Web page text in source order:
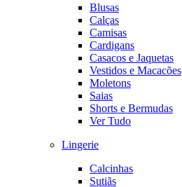
Blusas
Calças
Camisas
Cardigans
Casacos e Jaquetas
Vestidos e Macacões
Moletons
Saias
Shorts e Bermudas
Ver Tudo
Lingerie
Calcinhas
Sutiãs